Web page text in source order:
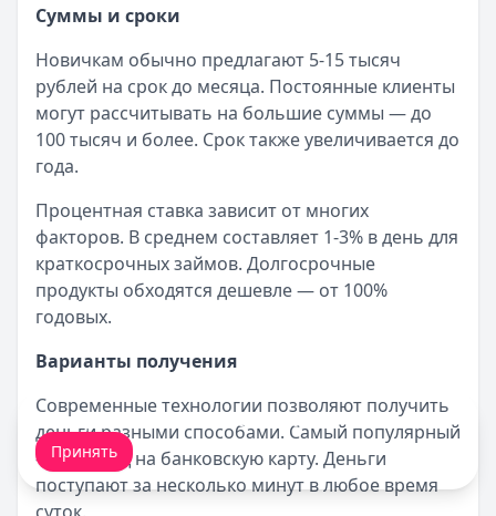
Суммы и сроки
Новичкам обычно предлагают 5-15 тысяч
рублей на срок до месяца. Постоянные клиенты
могут рассчитывать на большие суммы — до
100 тысяч и более. Срок также увеличивается до
года.
Процентная ставка зависит от многих
факторов. В среднем составляет 1-3% в день для
краткосрочных займов. Долгосрочные
продукты обходятся дешевле — от 100%
годовых.
Варианты получения
Современные технологии позволяют получить
деньги разными способами. Самый популярный
— перевод на банковскую карту. Деньги
поступают за несколько минут в любое время
Мы обрабатываем ваши cookie-файлы
Принять